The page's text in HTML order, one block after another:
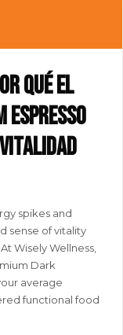
qué el
espresso
vitalidad
spikes and
sense of vitality
Wisely Wellness,
Dark
average
functional food